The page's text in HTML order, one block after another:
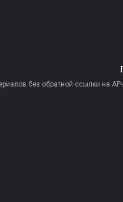
без обратной ссылки на